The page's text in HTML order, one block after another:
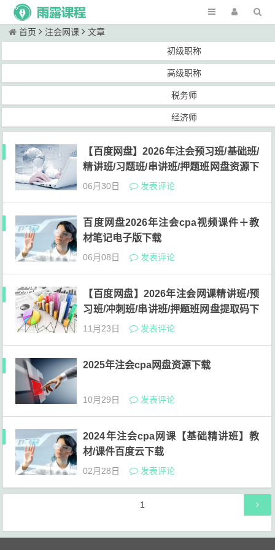
首页 注会网课
文章
初级职称
高级职称
税务师
经济师
【百度网盘】2026年注会预习班/基础班/
精讲班/习题班/串讲班/押题班网盘资源下
载
06月30日 发表评论
百度网盘2026年注会cpa视频课件＋教
材笔记电子版下载
06月08日 发表评论
【百度网盘】2026年注会网课精讲班/预
习班/冲刺班/串讲班/押题班网盘提取码下
载
11月23日 发表评论
2025年注会cpa网盘资源下载
10月29日 发表评论
2024年注会cpa网课【基础精讲班】教
材/课件百度云下载
02月28日 发表评论
导
1